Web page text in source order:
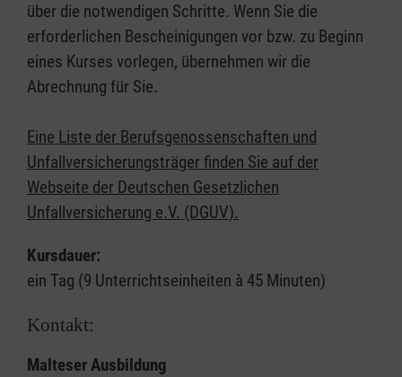
über die notwendigen Schritte. Wenn Sie die
erforderlichen Bescheinigungen vor bzw. zu Beginn
eines Kurses vorlegen, übernehmen wir die
Abrechnung für Sie.
Eine Liste der Berufsgenossenschaften und
Unfallversicherungsträger finden Sie auf der
Webseite der Deutschen Gesetzlichen
Unfallversicherung e.V. (DGUV).
Kursdauer:
ein Tag (9 Unterrichtseinheiten à 45 Minuten)
Kontakt:
Malteser Ausbildung